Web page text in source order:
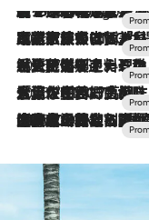
5 Hours Ago
【トンボの足水浴】ヒノキの香りに包まれて涼感マックス！約13℃の湧水かけ流しを避暑地「星野温泉 トンボの湯」で体験
2026.7.31
【ホテル帰省】という選択肢をOMOが提案。家族とほどよい距離を保つには「昼は実家、夜は気兼ねなくホテルで！」
2026.7.24
【夏限定ディナーコース】旬を迎える稚鮎や花ズッキーニなどをイタリア・トスカーナの郷土料理の手法で満喫！
2026.7.17
「土佐和ハーブかき氷」がOMO7高知に登場！生姜、山椒、大葉など目にも舌にも涼を呼ぶ郷土の味
2026.7.10
NEW OPEN！【界 草津】名湯の地に誕生。趣の異なる2種の温泉と上州ならではの会席・蕎麦割烹など美食を味わう究極の癒やし旅